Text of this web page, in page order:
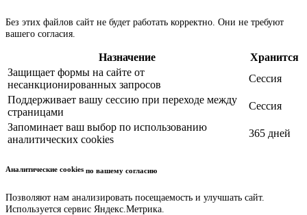
Без этих файлов сайт не будет работать корректно. Они не требуют
вашего согласия.
Назначение
Хранится
Защищает формы на сайте от
несанкционированных запросов
Сессия
Поддерживает вашу сессию при переходе между
страницами
Сессия
Запоминает ваш выбор по использованию
аналитических cookies
365 дней
Аналитические cookies по вашему согласию
Позволяют нам анализировать посещаемость и улучшать сайт.
Используется сервис Яндекс.Метрика.